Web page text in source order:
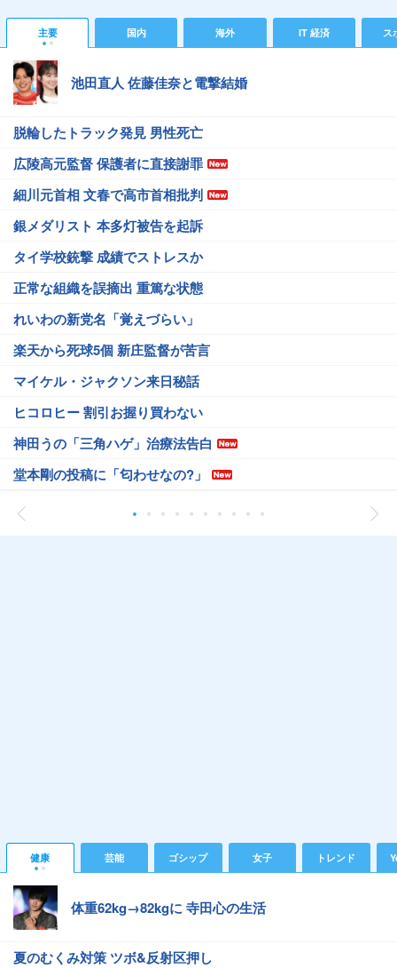
主要 国内 海外 IT 経済 ス
池田直人 佐藤佳奈と電撃結婚
脱輪したトラック発見 男性死亡
広陵高元監督 保護者に直接謝罪
細川元首相 文春で高市首相批判
銀メダリスト 本多灯被告を起訴
タイ学校銃撃 成績でストレスか
正常な組織を誤摘出 重篤な状態
れいわの新党名「覚えづらい」
楽天から死球5個 新庄監督が苦言
マイケル・ジャクソン来日秘話
ヒコロヒー 割引お握り買わない
神田うの「三角ハゲ」治療法告白
堂本剛の投稿に「匂わせなの?」
健康 芸能 ゴシップ 女子 トレンド
体重62kg→82kgに 寺田心の生活
夏のむくみ対策 ツボ&反射区押し